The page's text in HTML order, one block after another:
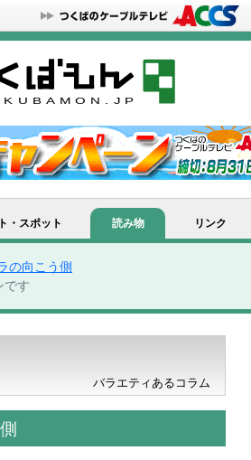
・スポット 読み物 リンク
の向こう側
す
バラエティあるコラム